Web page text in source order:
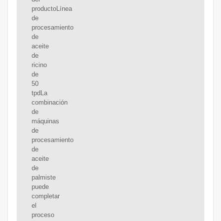
productoLínea
de
procesamiento
de
aceite
de
ricino
de
50
tpdLa
combinación
de
máquinas
de
procesamiento
de
aceite
de
palmiste
puede
completar
el
proceso